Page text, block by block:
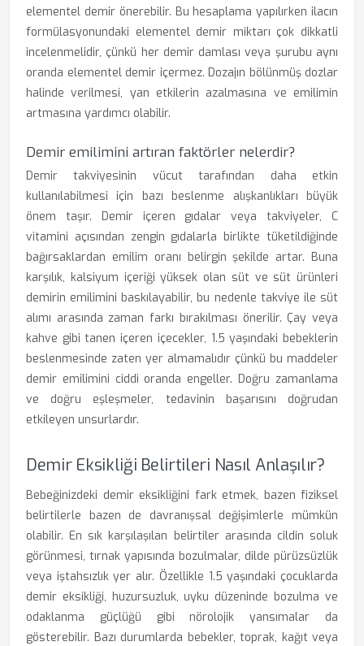
elementel demir önerebilir. Bu hesaplama yapılırken ilacın
formülasyonundaki elementel demir miktarı çok dikkatli
incelenmelidir, çünkü her demir damlası veya şurubu aynı
oranda elementel demir içermez. Dozajın bölünmüş dozlar
halinde verilmesi, yan etkilerin azalmasına ve emilimin
artmasına yardımcı olabilir.
Demir emilimini artıran faktörler nelerdir?
Demir takviyesinin vücut tarafından daha etkin
kullanılabilmesi için bazı beslenme alışkanlıkları büyük
önem taşır. Demir içeren gıdalar veya takviyeler, C
vitamini açısından zengin gıdalarla birlikte tüketildiğinde
bağırsaklardan emilim oranı belirgin şekilde artar. Buna
karşılık, kalsiyum içeriği yüksek olan süt ve süt ürünleri
demirin emilimini baskılayabilir, bu nedenle takviye ile süt
alımı arasında zaman farkı bırakılması önerilir. Çay veya
kahve gibi tanen içeren içecekler, 1.5 yaşındaki bebeklerin
beslenmesinde zaten yer almamalıdır çünkü bu maddeler
demir emilimini ciddi oranda engeller. Doğru zamanlama
ve doğru eşleşmeler, tedavinin başarısını doğrudan
etkileyen unsurlardır.
Demir Eksikliği Belirtileri Nasıl Anlaşılır?
Bebeğinizdeki demir eksikliğini fark etmek, bazen fiziksel
belirtilerle bazen de davranışsal değişimlerle mümkün
olabilir. En sık karşılaşılan belirtiler arasında cildin soluk
görünmesi, tırnak yapısında bozulmalar, dilde pürüzsüzlük
veya iştahsızlık yer alır. Özellikle 1.5 yaşındaki çocuklarda
demir eksikliği, huzursuzluk, uyku düzeninde bozulma ve
odaklanma güçlüğü gibi nörolojik yansımalar da
gösterebilir. Bazı durumlarda bebekler, toprak, kağıt veya